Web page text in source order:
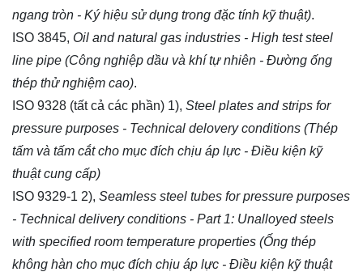
ngang tròn - Ký hiệu sử dụng trong đặc tính kỹ thuật).
ISO 3845, Oil and natural gas industries - High test steel
line pipe (Công nghiệp dầu và khí tự nhiên - Đường ống
thép thử nghiệm cao).
ISO 9328 (tất cả các phần) 1), Steel plates and strips for
pressure purposes - Technical delovery conditions (Thép
tấm và tấm cắt cho mục đích chịu áp lực - Điều kiện kỹ
thuật cung cấp)
ISO 9329-1 2), Seamless steel tubes for pressure purposes
- Technical delivery conditions - Part 1: Unalloyed steels
with specified room temperature properties (Ống thép
không hàn cho mục đích chịu áp lực - Điều kiện kỹ thuật